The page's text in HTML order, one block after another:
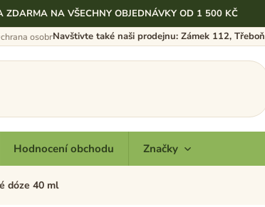
ZDARMA NA VŠECHNY OBJEDNÁVKY OD 1 500 KČ
Navštivte také naši prodejnu: Zámek 112, Třeboň
osobních údajů
Hodnocení obchodu Značky
dóze 40 ml